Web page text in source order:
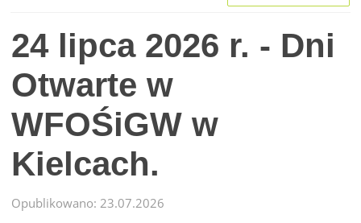
24 lipca 2026 r. - Dni
Otwarte w
WFOŚiGW w
Kielcach.
Opublikowano: 23.07.2026